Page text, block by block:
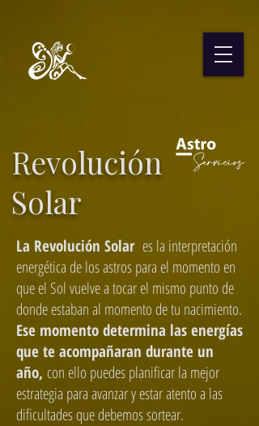
Revolución
Solar
La Revolución Solar es la interpretación
energética de los astros para el momento en
que el Sol vuelve a tocar el mismo punto de
donde estaban al momento de tu nacimiento.
Ese momento determina las energías
que te acompañaran durante un
año, con ello puedes planificar la mejor
estrategia para avanzar y estar atento a las
dificultades que debemos sortear.